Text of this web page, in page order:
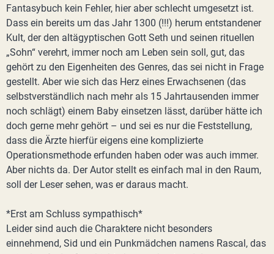
Fantasybuch kein Fehler, hier aber schlecht umgesetzt ist.
Dass ein bereits um das Jahr 1300 (!!!) herum entstandener
Kult, der den altägyptischen Gott Seth und seinen rituellen
„Sohn“ verehrt, immer noch am Leben sein soll, gut, das
gehört zu den Eigenheiten des Genres, das sei nicht in Frage
gestellt. Aber wie sich das Herz eines Erwachsenen (das
selbstverständlich nach mehr als 15 Jahrtausenden immer
noch schlägt) einem Baby einsetzen lässt, darüber hätte ich
doch gerne mehr gehört – und sei es nur die Feststellung,
dass die Ärzte hierfür eigens eine komplizierte
Operationsmethode erfunden haben oder was auch immer.
Aber nichts da. Der Autor stellt es einfach mal in den Raum,
soll der Leser sehen, was er daraus macht.
*Erst am Schluss sympathisch*
Leider sind auch die Charaktere nicht besonders
einnehmend, Sid und ein Punkmädchen namens Rascal, das